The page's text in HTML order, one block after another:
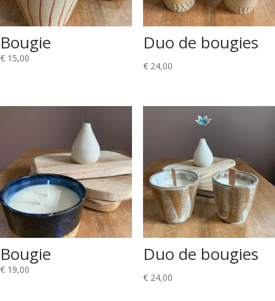
Bougie
€ 15,00
Duo de bougies
€24,00
Bougie
€ 19,00
Duo de bougies
€24,00